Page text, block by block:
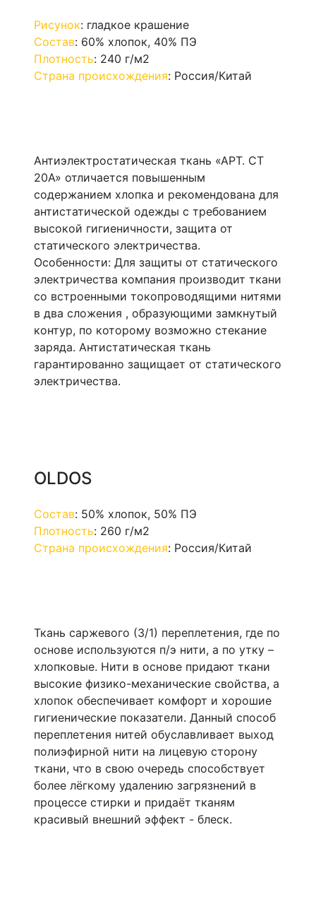
Рисунок: гладкое крашение
Состав: 60% хлопок, 40% ПЭ
Плотность: 240 г/м2
Страна происхождения: Россия/Китай
Антиэлектростатическая ткань «АРТ. СТ
20А» отличается повышенным
содержанием хлопка и рекомендована для
антистатической одежды с требованием
высокой гигиеничности, защита от
статического электричества.
Особенности: Для защиты от статического
электричества компания производит ткани
со встроенными токопроводящими нитями
в два сложения , образующими замкнутый
контур, по которому возможно стекание
заряда. Антистатическая ткань
гарантированно защищает от статического
электричества.
OLDOS
Состав: 50% хлопок, 50% ПЭ
Плотность: 260 г/м2
Страна происхождения: Россия/Китай
Ткань саржевого (3/1) переплетения, где по
основе используются п/э нити, а по утку –
хлопковые. Нити в основе придают ткани
высокие физико-механические свойства, а
хлопок обеспечивает комфорт и хорошие
гигиенические показатели. Данный способ
переплетения нитей обуславливает выход
полиэфирной нити на лицевую сторону
ткани, что в свою очередь способствует
более лёгкому удалению загрязнений в
процессе стирки и придаёт тканям
красивый внешний эффект - блеск.